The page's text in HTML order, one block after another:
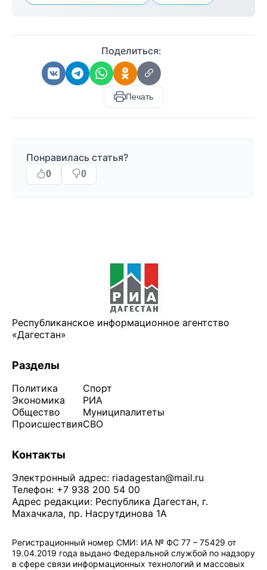
Поделиться:
Печать
Понравилась статья?
0 0
Республиканское информационное агентство
«Дагестан»
Разделы
Политика
Экономика
Общество
Происшествия
Спорт
РИА
Муниципалитеты
СВО
Контакты
Электронный адрес: riadagestan@mail.ru
Телефон: +7 938 200 54 00
Адрес редакции: Республика Дагестан, г.
Махачкала, пр. Насрутдинова 1А
Регистрационный номер СМИ: ИА № ФС 77 – 75429 от
19.04.2019 года выдано Федеральной службой по надзору
в сфере связи информационных технологий и массовых